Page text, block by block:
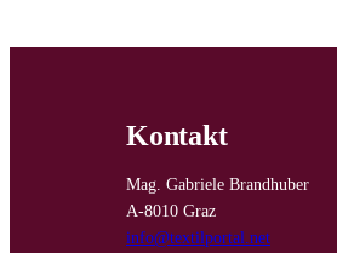
Kontakt
Mag. Gabriele Brandhuber
A-8010 Graz
info@textilportal.net